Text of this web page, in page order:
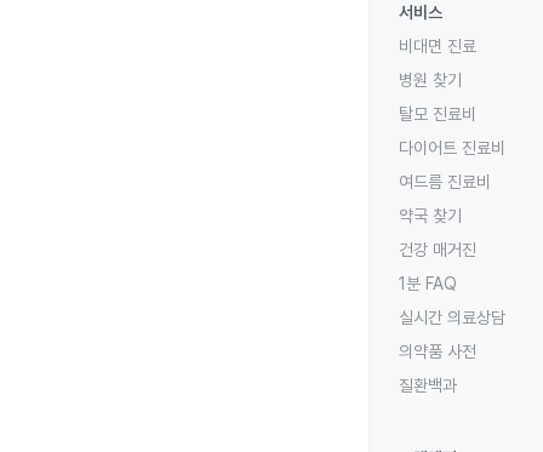
서비스
비대면 진료
병원 찾기
탈모 진료비
다이어트 진료비
여드름 진료비
약국 찾기
건강 매거진
1분 FAQ
실시간 의료상담
의약품 사전
질환백과